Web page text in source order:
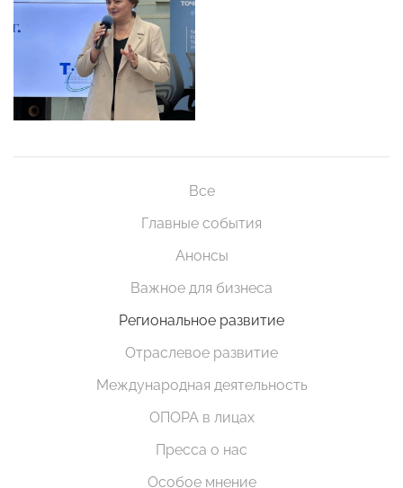
Все
Главные события
Анонсы
Важное для бизнеса
Региональное развитие
Отраслевое развитие
Международная деятельность
ОПОРА в лицах
Пресса о нас
Особое мнение